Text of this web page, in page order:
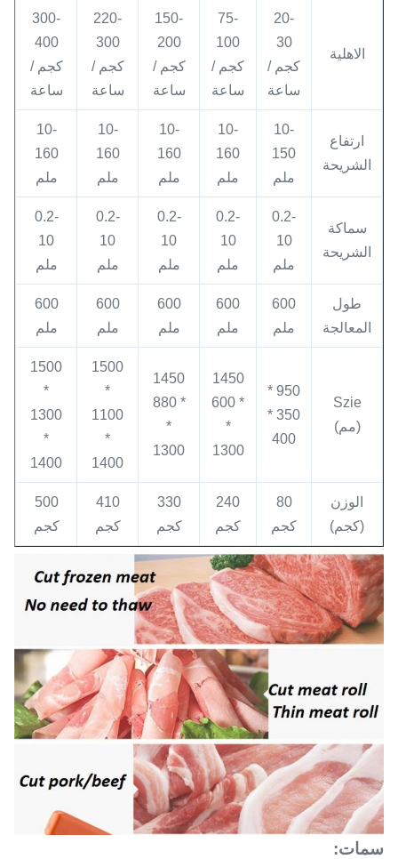
الاهلية
20-
30
كجم /
ساعة
75-
100
كجم /
ساعة
150-
200
كجم /
ساعة
220-
300
كجم /
ساعة
300-
400
كجم /
ساعة
ارتفاع
الشريحة
10-
150
ملم
10-
160
ملم
10-
160
ملم
10-
160
ملم
10-
160
ملم
سماكة
الشريحة
0.2-
10
ملم
0.2-
10
ملم
0.2-
10
ملم
0.2-
10
ملم
0.2-
10
ملم
طول
المعالجة
600
ملم
600
ملم
600
ملم
600
ملم
600
ملم
Szie
(مم)
950 *
350 *
400
1450
* 600
*
1300
1450
* 880
*
1300
1500
*
1100
*
1400
1500
*
1300
*
1400
الوزن
(كجم)
80
كجم
240
كجم
330
كجم
410
كجم
500
كجم
سمات: